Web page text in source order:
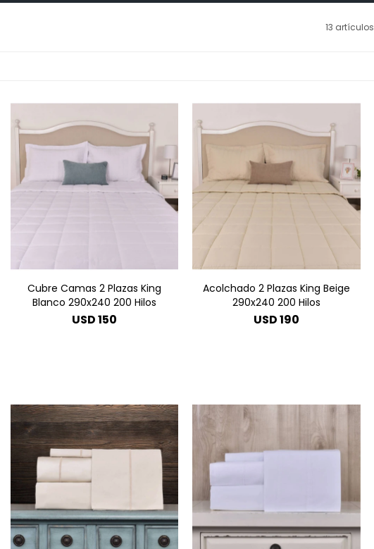
13 artículos
Cubre Camas 2 Plazas King
Blanco 290x240 200 Hilos
USD150
Acolchado 2 Plazas King Beige
290x240 200 Hilos
USD190